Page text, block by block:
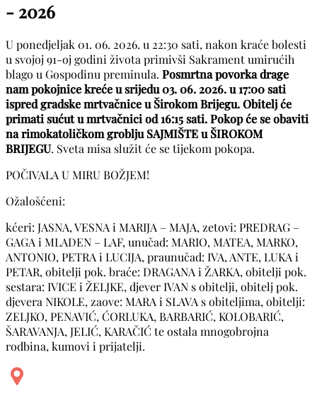
- 2026
U ponedjeljak 01. 06. 2026. u 22:30 sati, nakon kraće bolesti
u svojoj 91-oj godini života primivši Sakrament umirućih
blago u Gospodinu preminula. Posmrtna povorka drage
nam pokojnice kreće u srijedu 03. 06. 2026. u 17:00 sati
ispred gradske mrtvačnice u Širokom Brijegu. Obitelj će
primati sućut u mrtvačnici od 16:15 sati. Pokop će se obaviti
na rimokatoličkom groblju SAJMIŠTE u ŠIROKOM
BRIJEGU. Sveta misa služit će se tijekom pokopa.
POČIVALA U MIRU BOŽJEM!
Ožalošćeni:
kćeri: JASNA, VESNA i MARIJA – MAJA, zetovi: PREDRAG –
GAGA i MLADEN – LAF, unučad: MARIO, MATEA, MARKO,
ANTONIO, PETRA i LUCIJA, praunučad: IVA, ANTE, LUKA i
PETAR, obitelji pok. braće: DRAGANA i ŽARKA, obitelji pok.
sestara: IVICE i ŽELJKE, djever IVAN s obitelji, obitelj pok.
djevera NIKOLE, zaove: MARA i SLAVA s obiteljima, obitelji:
ZELJKO, PENAVIĆ, ĆORLUKA, BARBARIĆ, KOLOBARIĆ,
ŠARAVANJA, JELIĆ, KARAČIĆ te ostala mnogobrojna
rodbina, kumovi i prijatelji.